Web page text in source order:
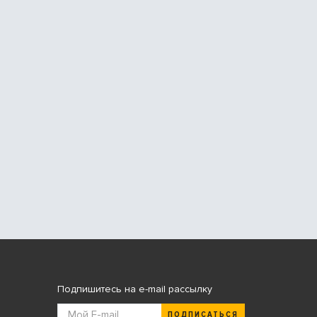
Подпишитесь на e-mail рассылку
ПОДПИСАТЬСЯ